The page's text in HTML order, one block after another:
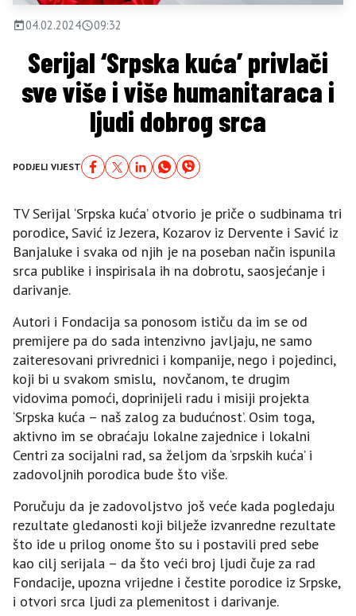
04.02.2024 09:32
Serijal ‘Srpska kuća’ privlači
sve više i više humanitaraca i
ljudi dobrog srca
PODJELI VIJEST
TV Serijal ‘Srpska kuća’ otvorio je priče o sudbinama tri
porodice, Savić iz Jezera, Kozarov iz Dervente i Savić iz
Banjaluke i svaka od njih je na poseban način ispunila
srca publike i inspirisala ih na dobrotu, saosjećanje i
darivanje.
Autori i Fondacija sa ponosom ističu da im se od
premijere pa do sada intenzivno javljaju, ne samo
zaiteresovani privrednici i kompanije, nego i pojedinci,
koji bi u svakom smislu, novčanom, te drugim
vidovima pomoći, doprinijeli radu i misiji projekta
‘Srpska kuća – naš zalog za budućnost’. Osim toga,
aktivno im se obraćaju lokalne zajednice i lokalni
Centri za socijalni rad, sa željom da ‘srpskih kuća’ i
zadovoljnih porodica bude što više.
Poručuju da je zadovoljstvo još veće kada pogledaju
rezultate gledanosti koji bilježe izvanredne rezultate
što ide u prilog onome što su i postavili pred sebe
kao cilj serijala – da što veći broj ljudi čuje za rad
Fondacije, upozna vrijedne i čestite porodice iz Srpske,
i otvori srca ljudi za plemenitost i darivanje.